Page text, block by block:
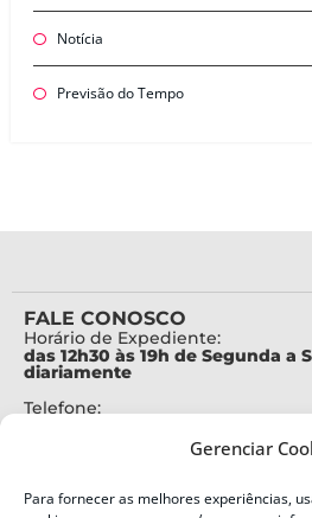
Gerenciar
Para fornecer as melhores experiências,
Notícia
Previsão do Tempo
FALE CONOSCO
Horário de Expediente:
das 12h30 às 19h de Segunda a
diariamente
Telefone: